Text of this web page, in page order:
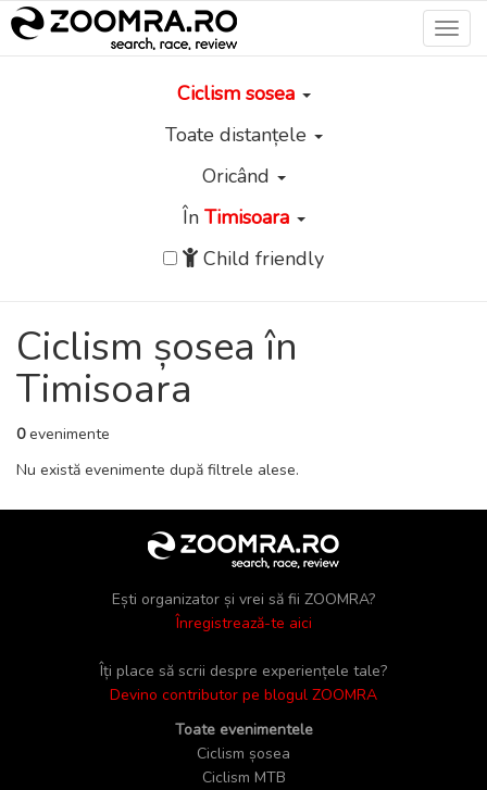
Ciclism sosea
Toate distanțele
Oricând
În Timisoara
Child friendly
Ciclism șosea în
Timisoara
0evenimente
Nu există evenimente după filtrele alese.
Ești organizator și vrei să fii ZOOMRA?
Înregistrează-te aici
Îți place să scrii despre experiențele tale?
Devino contributor pe blogul ZOOMRA
Toate evenimentele
Ciclism șosea
Ciclism MTB